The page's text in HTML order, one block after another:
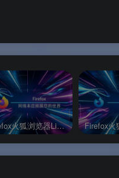
说明
Firefox火狐浏览器Linux延长支持版